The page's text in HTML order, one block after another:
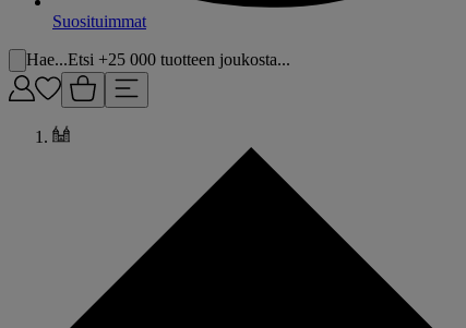
Suosituimmat
Hae...Etsi +25 000 tuotteen joukosta...